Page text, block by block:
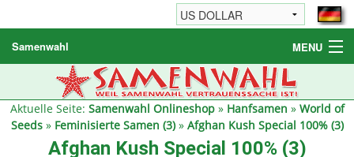
Samenwahl MENU
Hanfsamen
Weitere Produkte
Aktuelle Seite: Samenwahl Onlineshop» Hanfsamen » World of
Seeds» Feminisierte Samen (3)» Afghan Kush Special 100% (3)
Afghan Kush Special 100% (3)